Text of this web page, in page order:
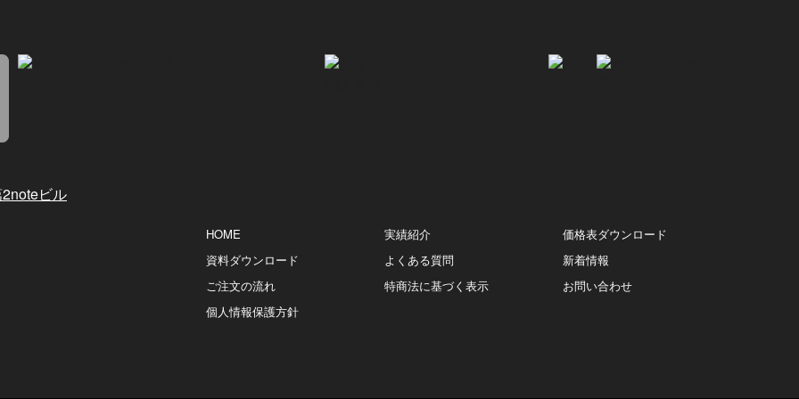
ビル
HOME 実績紹介
価格表ダウンロード
資料ダウンロード
よくある質問
新着情報
ご注文の流れ
特商法に基づく表示
お問い合わせ
個人情報保護方針